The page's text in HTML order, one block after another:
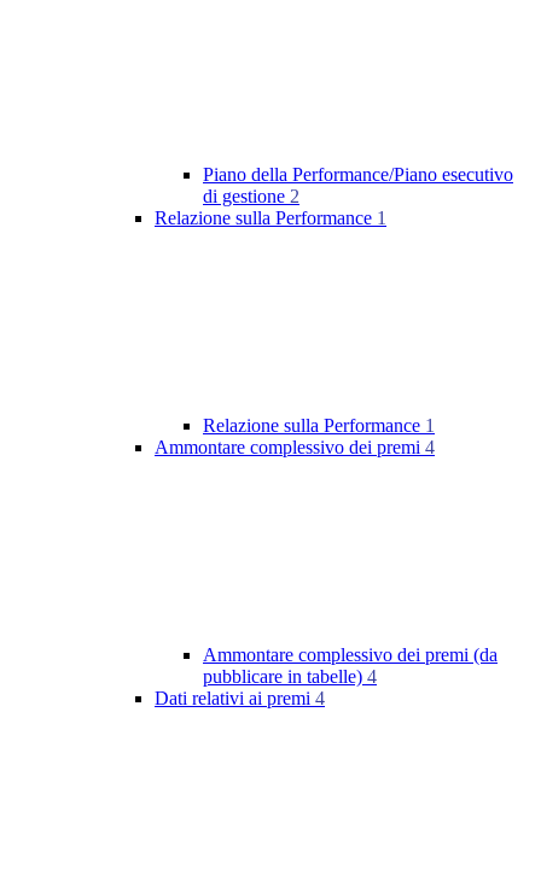
Piano della Performance/Piano esecutivo
di gestione 2
Relazione sulla Performance 1
Relazione sulla Performance 1
Ammontare complessivo dei premi 4
Ammontare complessivo dei premi (da
pubblicare in tabelle) 4
Dati relativi ai premi 4